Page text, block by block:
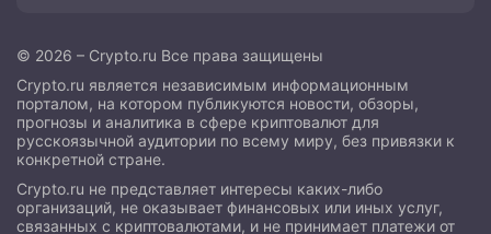
© 2026 – Crypto.ru Все права защищены
Crypto.ru является независимым информационным
порталом, на котором публикуются новости, обзоры,
прогнозы и аналитика в сфере криптовалют для
русскоязычной аудитории по всему миру, без привязки к
конкретной стране.
Crypto.ru не представляет интересы каких-либо
организаций, не оказывает финансовых или иных услуг,
связанных с криптовалютами, и не принимает платежи от